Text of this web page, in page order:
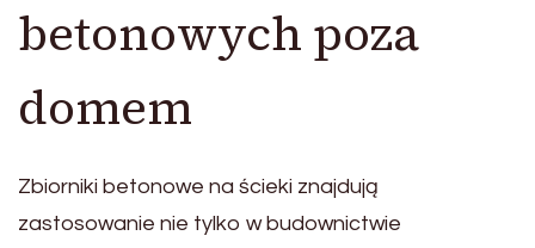
betonowych poza
domem
Zbiorniki betonowe na ścieki znajdują
zastosowanie nie tylko w budownictwie